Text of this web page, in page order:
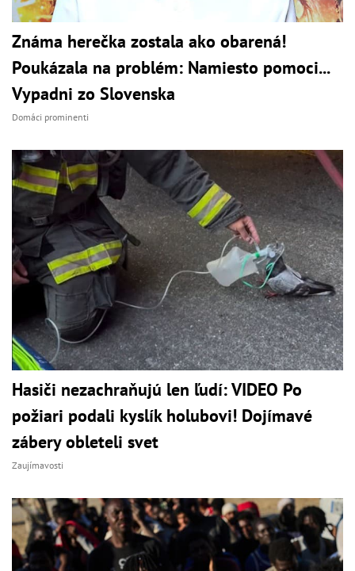
Známa herečka zostala ako obarená!
Poukázala na problém: Namiesto pomoci...
Vypadni zo Slovenska
Domáci prominenti
Hasiči nezachraňujú len ľudí: VIDEO Po
požiari podali kyslík holubovi! Dojímavé
zábery obleteli svet
Zaujímavosti